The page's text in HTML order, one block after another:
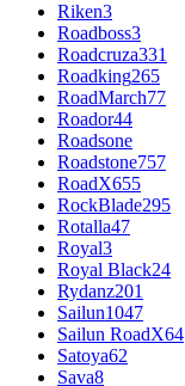
Riken3
Roadboss3
Roadcruza331
Roadking265
RoadMarch77
Roador44
Roadsone
Roadstone757
RoadX655
RockBlade295
Rotalla47
Royal3
Royal Black24
Rydanz201
Sailun1047
Sailun RoadX64
Satoya62
Sava8